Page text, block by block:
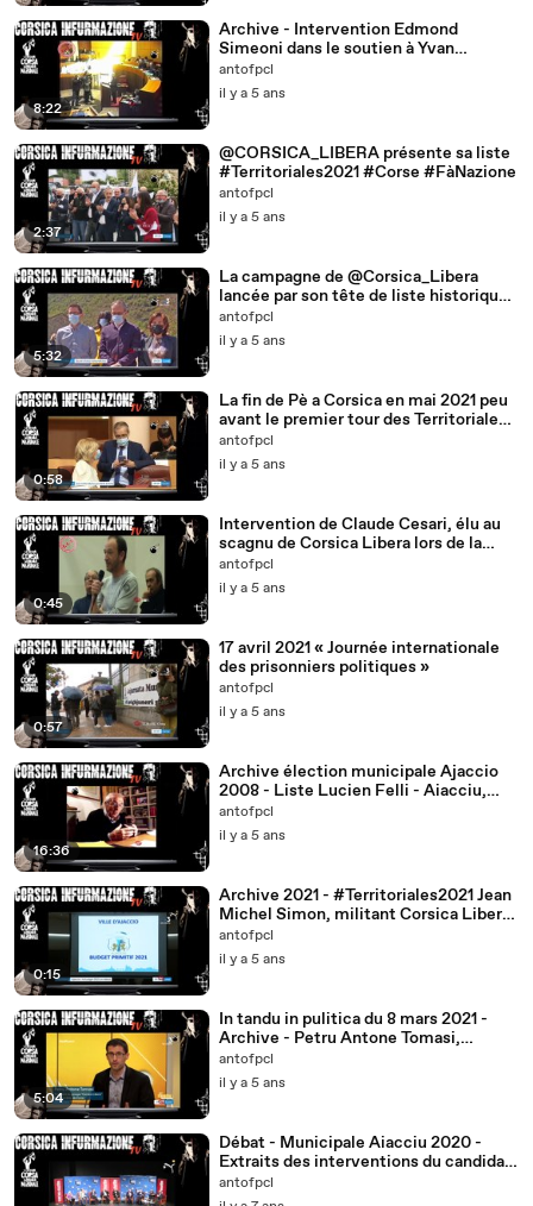
8:22
Archive - Intervention Edmond
Simeoni dans le soutien à Yvan
Colonna - Assemblée de #Corse
antofpcl
il y a 5 ans
2:37
@CORSICA_LIBERA présente sa liste
#Territoriales2021 #Corse #FàNazione
antofpcl
il y a 5 ans
5:32
La campagne de @Corsica_Libera
lancée par son tête de liste historique
@JeanGuyTalamoni – #Corse —
antofpcl
il y a 5 ans
0:58
La fin de Pè a Corsica en mai 2021 peu
avant le premier tour des Territoriales
de juin 2021
antofpcl
il y a 5 ans
0:45
Intervention de Claude Cesari, élu au
scagnu de Corsica Libera lors de la
cunsulta 2010
antofpcl
il y a 5 ans
0:57
17 avril 2021 « Journée internationale
des prisonniers politiques »
antofpcl
il y a 5 ans
16:36
Archive élection municipale Ajaccio
2008 - Liste Lucien Felli - Aiacciu,
Cità Viva, Cità Corsa
antofpcl
il y a 5 ans
0:15
Archive 2021 - #Territoriales2021 Jean
Michel Simon, militant Corsica Libera
et élu Pà Aiacciu lance la première
salve... TDR France 3 Corse ViaStella
antofpcl
il y a 5 ans
5:04
In tandu in pulitica du 8 mars 2021 -
Archive - Petru Antone Tomasi,
Président du groupe Corsica Libera à
l'Assemblée de #Corse
antofpcl
il y a 5 ans
Débat - Municipale Aiacciu 2020 -
Extraits des interventions du candidat
@JFCasalta pour la liste @PaAiacciu
TDR @Corse_Matin
antofpcl